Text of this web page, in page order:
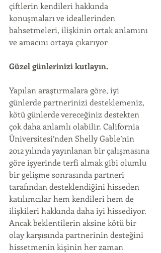
çiftlerin kendileri hakkında
konuşmaları ve ideallerinden
bahsetmeleri, ilişkinin ortak anlamını
ve amacını ortaya çıkarıyor
Güzel günlerinizi kutlayın.
Yapılan araştırmalara göre, iyi
günlerde partnerinizi desteklemeniz,
kötü günlerde vereceğiniz destekten
çok daha anlamlı olabilir. California
Üniversitesi’nden Shelly Gable’nin
2012 yılında yayınlanan bir çalışmasına
göre işyerinde terfi almak gibi olumlu
bir gelişme sonrasında partneri
tarafından desteklendiğini hisseden
katılımcılar hem kendileri hem de
ilişkileri hakkında daha iyi hissediyor.
Ancak beklentilerin aksine kötü bir
olay karşısında partnerinin desteğini
hissetmenin kişinin her zaman